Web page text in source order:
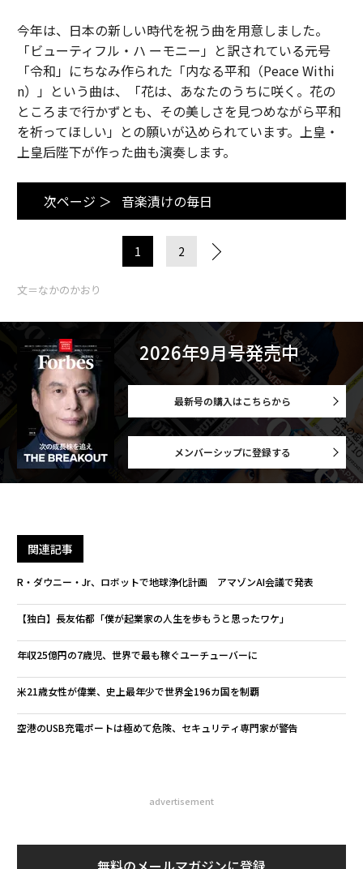
今年は、日本の新しい時代を祝う曲を用意しました。
「ビューティフル・ハ ーモニー」と訳されている元号
「令和」にちなみ作られた「内なる平和（Peace Withi
n）」という曲は、「花は、あなたのうちに咲く。花の
ところまで行かずとも、その美しさを見つめながら平和
を祈ってほしい」との願いが込められています。上皇・
上皇后陛下が作った曲も演奏します。
次ページ ＞ 音楽漬けの毎日
1 2
文＝なかのかおり
2026年9月号発売中
最新号の購入はこちらから
メンバーシップに登録する
関連記事
R・ダウニー・Jr、ロボットで地球浄化計画 アマゾンAI会議で発表
【独白】長友佑都「僕が起業家の人生を歩もうと思ったワケ」
年収25億円の7歳児、世界で最も稼ぐユーチューバーに
米21歳女性が偉業、史上最年少で世界全196カ国を制覇
空港のUSB充電ポートは極めて危険、セキュリティ専門家が警告
advertisement